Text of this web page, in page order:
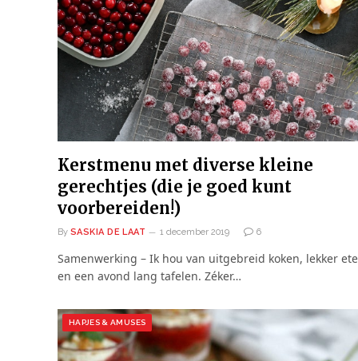
Kerstmenu met diverse kleine
gerechtjes (die je goed kunt
voorbereiden!)
By SASKIA DE LAAT 1 december 2019 6
Samenwerking – Ik hou van uitgebreid koken, lekker
en een avond lang tafelen. Zéker…
HAPJES & AMUSES